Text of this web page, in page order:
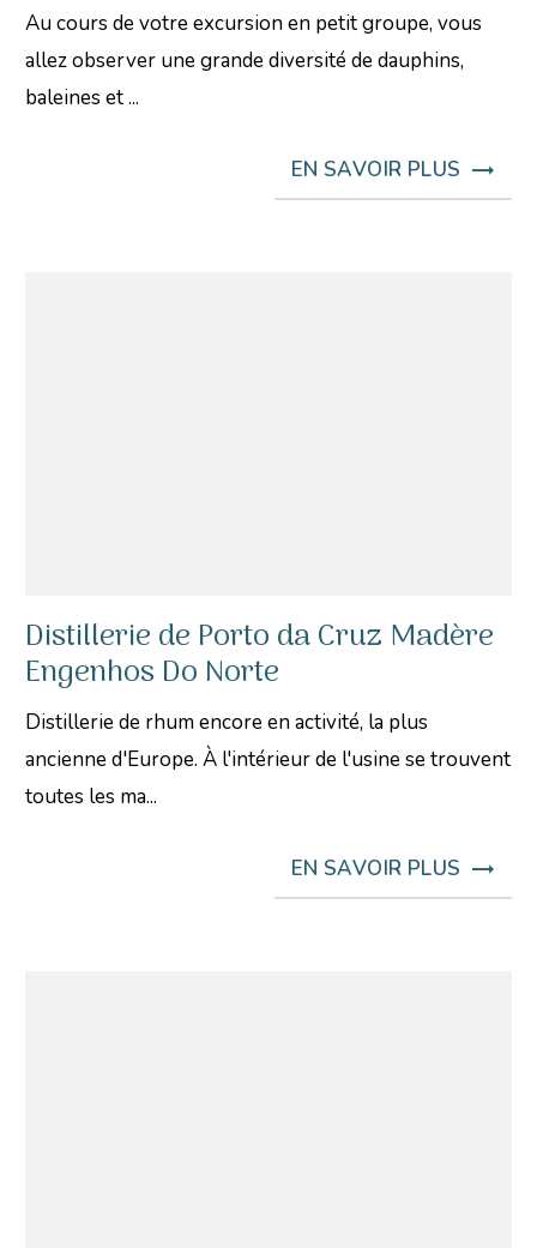
Au cours de votre excursion en petit groupe, vous
allez observer une grande diversité de dauphins,
baleines et ...
EN SAVOIR PLUS
Distillerie de Porto da Cruz Madère
Engenhos Do Norte
Distillerie de rhum encore en activité, la plus
ancienne d'Europe. À l'intérieur de l'usine se trouvent
toutes les ma...
EN SAVOIR PLUS